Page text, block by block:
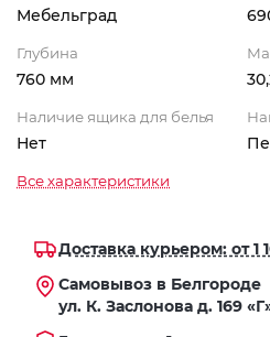
Мебельград
Глубина
760 мм
Наличие ящика для белья
Нет
Все характеристики
Доставка курьером: от 1
Самовывоз в Белгороде
ул. К. Заслонова д. 169